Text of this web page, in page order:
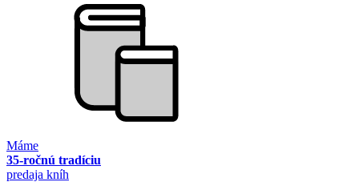
Máme
35-ročnú tradíciu
predaja kníh